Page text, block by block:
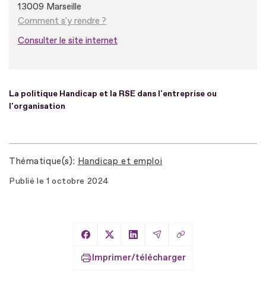
13009 Marseille
Comment s'y rendre ?
Consulter le site internet
La politique Handicap et la RSE dans l'entreprise ou
l'organisation
Thématique(s) Handicap et emploi
Publié le 1 octobre 2024
Partager sur Facebook
Partager sur X
Partager sur LinkedIn
Partager par Email
Copier le lien
Imprimer/télécharger